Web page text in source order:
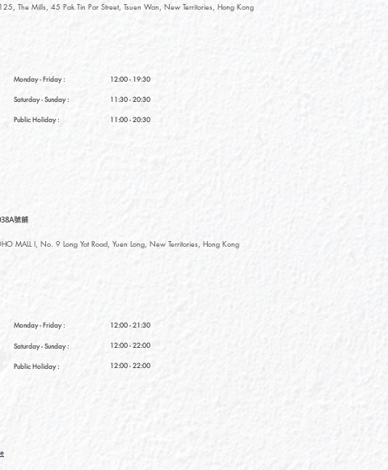
The Mills, 45 Pak Tin Par Street, Tsuen Wan, New Territories, Hong Kong
Monday - Friday :
Saturday- Sunday :
Public Holiday :
12:00 - 19:30
11:30 - 20:30
11:00 - 20:30
號舖
MALL I, No. 9 Long Yat Road, Yuen Long, New Territories, Hong Kong
Monday - Friday :
Saturday- Sunday :
Public Holiday :
12:00 - 21:30
12:00 - 22:00
12:00 - 22:00